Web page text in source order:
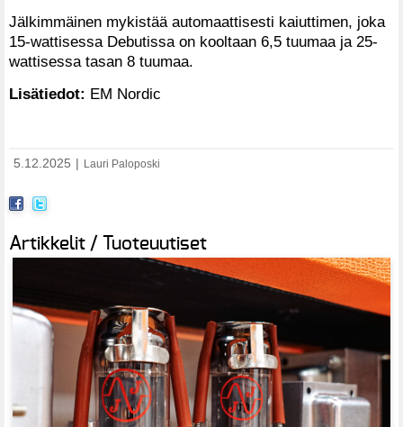
Jälkimmäinen mykistää automaattisesti kaiuttimen, joka
15-wattisessa Debutissa on kooltaan 6,5 tuumaa ja 25-
wattisessa tasan 8 tuumaa.
Lisätiedot: EM Nordic
5.12.2025 Lauri Paloposki
Artikkelit / Tuoteuutiset